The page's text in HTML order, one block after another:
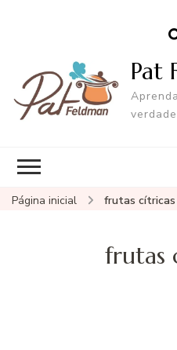
Pat
Página inicial frutas cítricas
frutas